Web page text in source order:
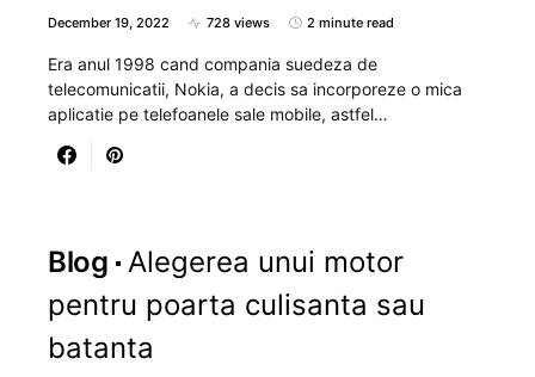
December 19, 2022 728 views 2 minute read
Era anul 1998 cand compania suedeza de
telecomunicatii, Nokia, a decis sa incorporeze o mica
aplicatie pe telefoanele sale mobile, astfel…
Blog Alegerea unui motor
pentru poarta culisanta sau
batanta